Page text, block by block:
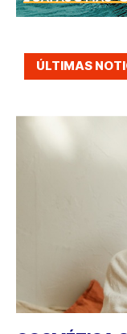
ÚLTIMAS